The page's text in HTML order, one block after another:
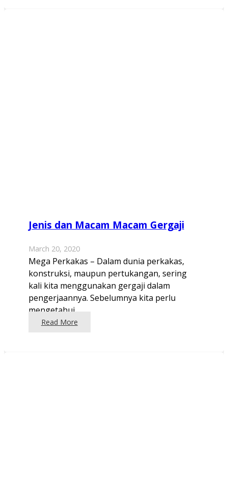
Jenis dan Macam Macam Gergaji
March 20, 2020
Mega Perkakas – Dalam dunia perkakas,
konstruksi, maupun pertukangan, sering
kali kita menggunakan gergaji dalam
pengerjaannya. Sebelumnya kita perlu
mengetahui…
Read More